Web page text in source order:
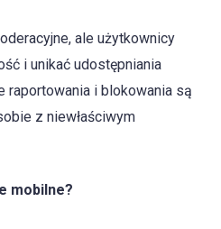
ale użytkownicy
i unikać udostępniania
raportowania i blokowania są
z niewłaściwym
mobilne?